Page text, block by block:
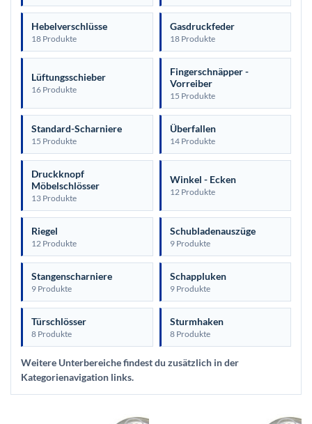
Hebelverschlüsse
18 Produkte
Gasdruckfeder
18 Produkte
Lüftungsschieber
16 Produkte
Fingerschnäpper -
Vorreiber
15 Produkte
Standard-Scharniere
15 Produkte
Überfallen
14 Produkte
Druckknopf
Möbelschlösser
13 Produkte
Winkel - Ecken
12 Produkte
Riegel
12 Produkte
Schubladenauszüge
9 Produkte
Stangenscharniere
9 Produkte
Schappluken
9 Produkte
Türschlösser
8 Produkte
Sturmhaken
8 Produkte
Weitere Unterbereiche findest du zusätzlich in der
Kategorienavigation links.